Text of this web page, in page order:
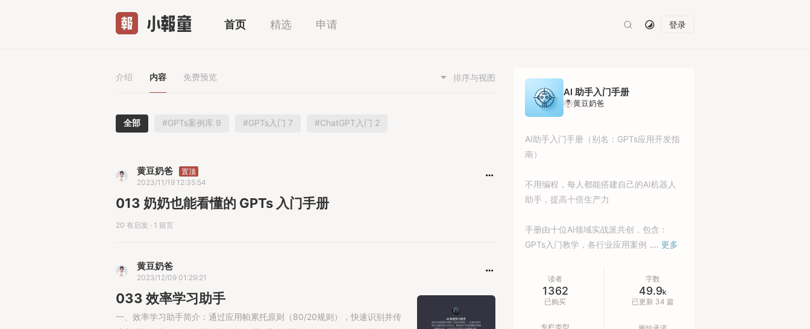
首页 精选 申请 登录
介绍 内容 免费预览 排序与视图
全部 #GPTs案例库 9 #GPTs入门 7 #ChatGPT入门 2
黄豆奶爸
置顶
2023/11/19 12:35:54
013 奶奶也能看懂的 GPTs 入门手册
20 有启发 · 1 留言
黄豆奶爸
2023/12/09 01:29:21
033 效率学习助手
一、效率学习助手简介：通过应用帕累托原则（80/20规则），快速识别并传
AI 助手入门手册
黄豆奶爸
AI助手入门手册（别名：GPTs应用开发指
南）
不用编程，每人都能搭建自己的AI机器人
助手，提高十倍生产力
手册由十位AI领域实战派共创，包含：
GPTs入门教学，各行业应用案例，商业实
原价：199，现价 19.9 元 。承诺更新100
... 更多
读者
1362
已购买
字数
49.9k
已更新 34 篇
专栏类型